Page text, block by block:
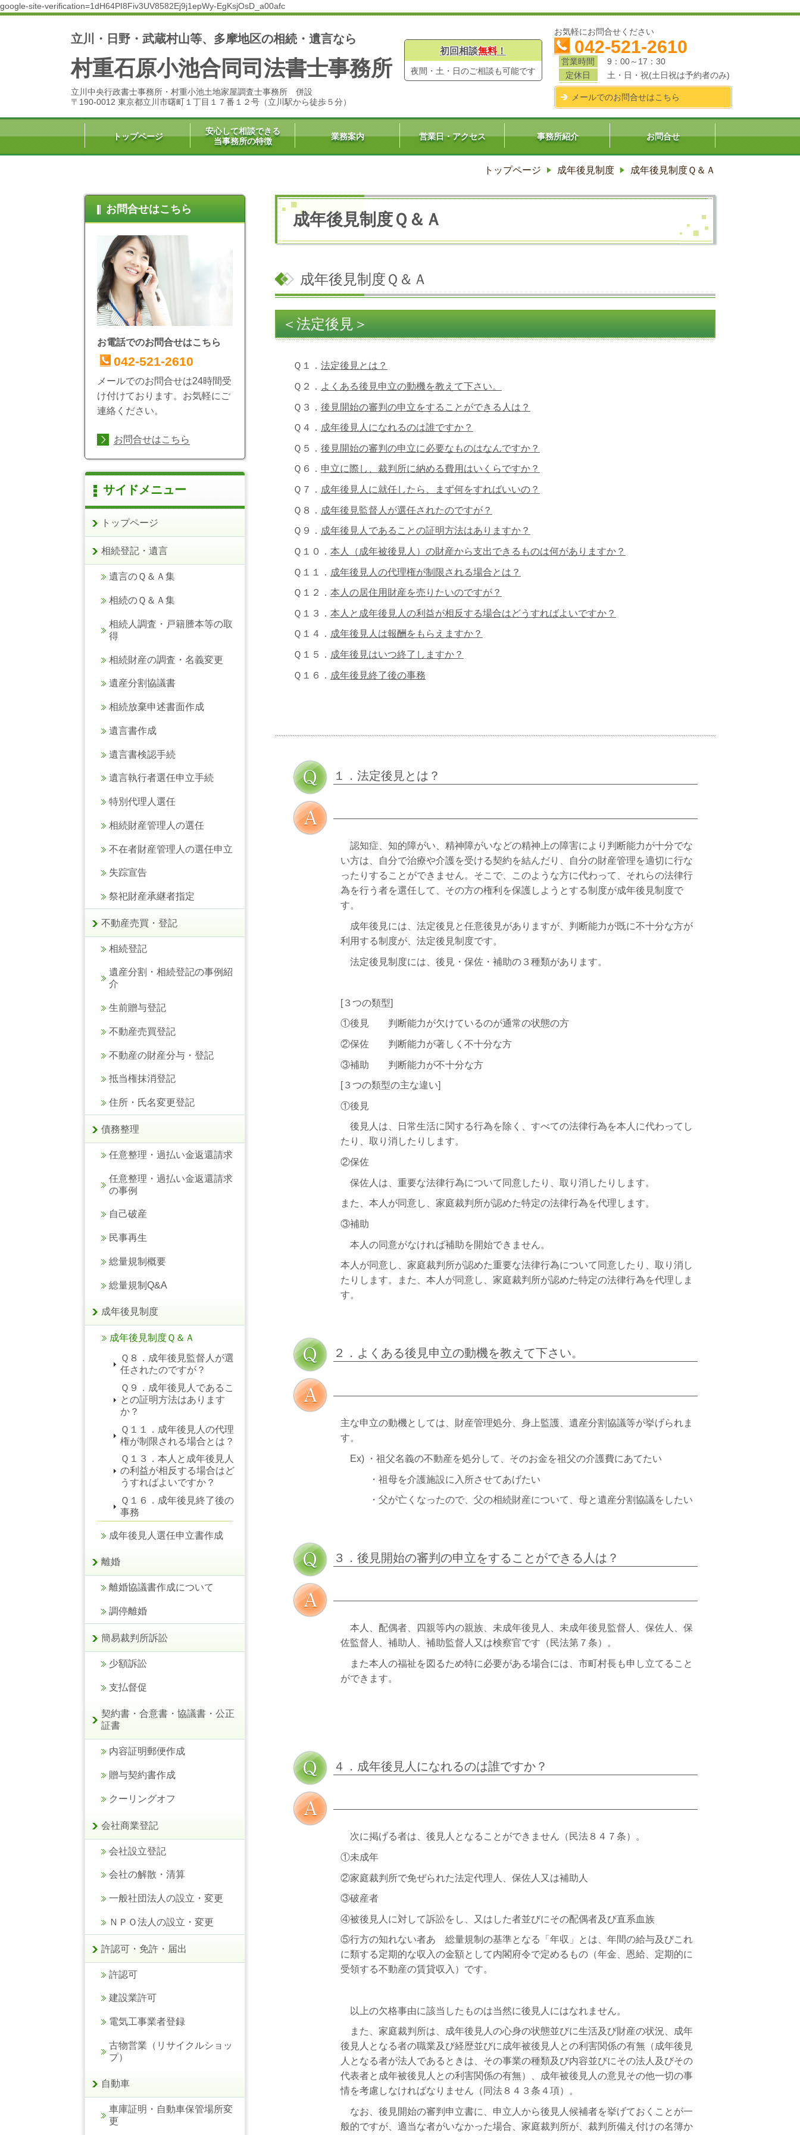
google-site-verification=1dH64PI8Fiv3UV8582Ej9j1epWy-EgKsjOsD_a00afc
立川・日野・武蔵村山等、多摩地区の相続・遺言なら
村重石原小池合同司法書士事務所
立川中央行政書士事務所・村重小池土地家屋調査士事務所 併設
〒190-0012 東京都立川市曙町１丁目１７番１２号（立川駅から徒歩５分）
初回相談無料！
夜間・土・日のご相談も可能です
お気軽にお問合せください
042-521-2610
営業時間
9：00～17：30
定休日
土・日・祝(土日祝は予約者のみ)
メールでのお問合せはこちら
トップページ
安心して相談できる
当事務所の特徴
業務案内 営業日・アクセス 事務所紹介 お問合せ
トップページ 成年後見制度 成年後見制度Ｑ＆Ａ
成年後見制度Ｑ＆Ａ
成年後見制度Ｑ＆Ａ
＜法定後見＞
Ｑ１． 法定後見とは？
Ｑ２． よくある後見申立の動機を教えて下さい。
Ｑ３． 後見開始の審判の申立をすることができる人は？
Ｑ４． 成年後見人になれるのは誰ですか？
Ｑ５． 後見開始の審判の申立に必要なものはなんですか？
Ｑ６． 申立に際し、裁判所に納める費用はいくらですか？
Ｑ７． 成年後見人に就任したら、まず何をすればいいの？
Ｑ８． 成年後見監督人が選任されたのですが？
Ｑ９． 成年後見人であることの証明方法はありますか？
Ｑ１０． 本人（成年被後見人）の財産から支出できるものは何がありますか？
Ｑ１１． 成年後見人の代理権が制限される場合とは？
Ｑ１２． 本人の居住用財産を売りたいのですが？
Ｑ１３． 本人と成年後見人の利益が相反する場合はどうすればよいですか？
Ｑ１４． 成年後見人は報酬をもらえますか？
Ｑ１５． 成年後見はいつ終了しますか？
Ｑ１６． 成年後見終了後の事務
１．法定後見とは？
認知症、知的障がい、精神障がいなどの精神上の障害により判断能力が十分でな
い方は、自分で治療や介護を受ける契約を結んだり、自分の財産管理を適切に行な
ったりすることができません。そこで、このような方に代わって、それらの法律行
為を行う者を選任して、その方の権利を保護しようとする制度が成年後見制度で
す。
成年後見には、法定後見と任意後見がありますが、判断能力が既に不十分な方が
利用する制度が、法定後見制度です。
法定後見制度には、後見・保佐・補助の３種類があります。
[３つの類型]
①後見 判断能力が欠けているのが通常の状態の方
②保佐 判断能力が著しく不十分な方
③補助 判断能力が不十分な方
[３つの類型の主な違い]
①後見
後見人は、日常生活に関する行為を除く、すべての法律行為を本人に代わってし
たり、取り消したりします。
②保佐
保佐人は、重要な法律行為について同意したり、取り消したりします。
また、本人が同意し、家庭裁判所が認めた特定の法律行為を代理します。
③補助
本人の同意がなければ補助を開始できません。
本人が同意し、家庭裁判所が認めた重要な法律行為について同意したり、取り消し
たりします。また、本人が同意し、家庭裁判所が認めた特定の法律行為を代理しま
す。
２．よくある後見申立の動機を教えて下さい。
主な申立の動機としては、財産管理処分、身上監護、遺産分割協議等が挙げられま
す。
Ex) ・祖父名義の不動産を処分して、そのお金を祖父の介護費にあてたい
・祖母を介護施設に入所させてあげたい
・父が亡くなったので、父の相続財産について、母と遺産分割協議をしたい
３．後見開始の審判の申立をすることができる人は？
本人、配偶者、四親等内の親族、未成年後見人、未成年後見監督人、保佐人、保
佐監督人、補助人、補助監督人又は検察官です（民法第７条）。
また本人の福祉を図るため特に必要がある場合には、市町村長も申し立てること
ができます。
４．成年後見人になれるのは誰ですか？
次に掲げる者は、後見人となることができません（民法８４７条）。
①未成年
②家庭裁判所で免ぜられた法定代理人、保佐人又は補助人
③破産者
④被後見人に対して訴訟をし、又はした者並びにその配偶者及び直系血族
⑤行方の知れない者あ 総量規制の基準となる「年収」とは、年間の給与及びこれ
に類する定期的な収入の金額として内閣府令で定めるもの（年金、恩給、定期的に
受領する不動産の賃貸収入）です。
以上の欠格事由に該当したものは当然に後見人にはなれません。
また、家庭裁判所は、成年後見人の心身の状態並びに生活及び財産の状況、成年
後見人となる者の職業及び経歴並びに成年被後見人との利害関係の有無（成年後見
人となる者が法人であるときは、その事業の種類及び内容並びにその法人及びその
代表者と成年被後見人との利害関係の有無）、成年被後見人の意見その他一切の事
情を考慮しなければなりません（同法８４３条４項）。
なお、後見開始の審判申立書に、申立人から後見人候補者を挙げておくことが一
般的ですが、適当な者がいなかった場合、家庭裁判所が、裁判所備え付けの名簿か
お問合せはこちら
お電話でのお問合せはこちら
042-521-2610
メールでのお問合せは24時間受
け付けております。お気軽にご
連絡ください。
お問合せはこちら
サイドメニュー
トップページ
相続登記・遺言
遺言のＱ＆Ａ集
相続のＱ＆Ａ集
相続人調査・戸籍謄本等の取
得
相続財産の調査・名義変更
遺産分割協議書
相続放棄申述書面作成
遺言書作成
遺言書検認手続
遺言執行者選任申立手続
特別代理人選任
相続財産管理人の選任
不在者財産管理人の選任申立
失踪宣告
祭祀財産承継者指定
不動産売買・登記
相続登記
遺産分割・相続登記の事例紹
介
生前贈与登記
不動産売買登記
不動産の財産分与・登記
抵当権抹消登記
住所・氏名変更登記
債務整理
任意整理・過払い金返還請求
任意整理・過払い金返還請求
の事例
自己破産
民事再生
総量規制概要
総量規制Q&A
成年後見制度
成年後見制度Ｑ＆Ａ
Ｑ８．成年後見監督人が選
任されたのですが？
Ｑ９．成年後見人であるこ
との証明方法はあります
か？
Ｑ１１．成年後見人の代理
権が制限される場合とは？
Ｑ１３．本人と成年後見人
の利益が相反する場合はど
うすればよいですか？
Ｑ１６．成年後見終了後の
事務
成年後見人選任申立書作成
離婚
離婚協議書作成について
調停離婚
簡易裁判所訴訟
少額訴訟
支払督促
契約書・合意書・協議書・公正
証書
内容証明郵便作成
贈与契約書作成
クーリングオフ
会社商業登記
会社設立登記
会社の解散・清算
一般社団法人の設立・変更
ＮＰＯ法人の設立・変更
許認可・免許・届出
許認可
建設業許可
電気工事業者登録
古物営業（リサイクルショッ
プ）
自動車
車庫証明・自動車保管場所変
更